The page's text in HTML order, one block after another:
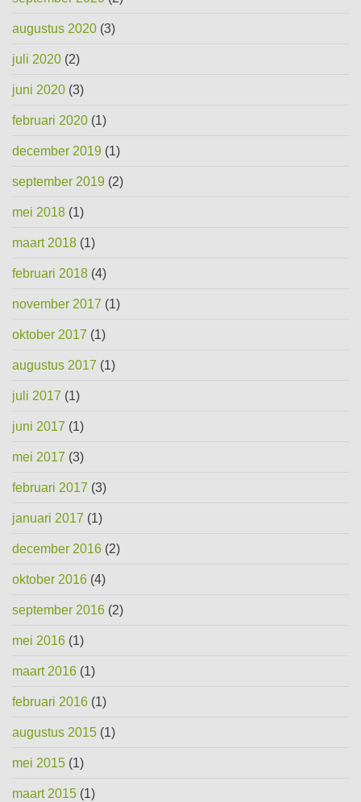
augustus 2020 (3)
juli 2020 (2)
juni 2020 (3)
februari 2020 (1)
december 2019 (1)
september 2019 (2)
mei 2018 (1)
maart 2018 (1)
februari 2018 (4)
november 2017 (1)
oktober 2017 (1)
augustus 2017 (1)
juli 2017 (1)
juni 2017 (1)
mei 2017 (3)
februari 2017 (3)
januari 2017 (1)
december 2016 (2)
oktober 2016 (4)
september 2016 (2)
mei 2016 (1)
maart 2016 (1)
februari 2016 (1)
augustus 2015 (1)
mei 2015 (1)
maart 2015 (1)